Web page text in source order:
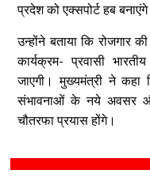
प्रदेश को एक्सपोर्ट हब
उन्होंने बताया कि रोजगार
कार्यक्रम- प्रवासी
जाएगी। मुख्यमंत्री ने
संभावनाओं के नये अवसर
चौतरफा प्रयास होंगे।